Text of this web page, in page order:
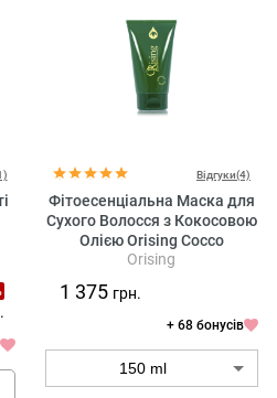
Відгуки(4)
Фітоесенціальна Маска для
Сухого Волосся з Кокосовою
Олією Orising Cocco
Orising
1 375 грн.
+ 68 бонусів